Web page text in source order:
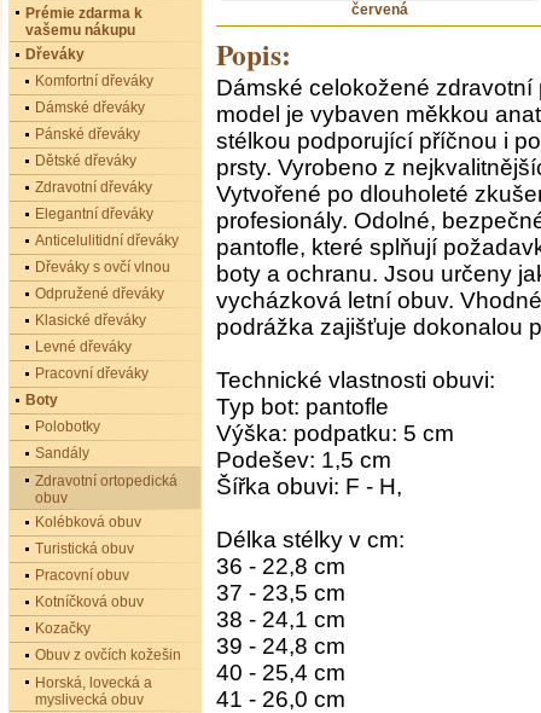
červená
Popis:
Dámské celokožené zdravotní
model je vybaven měkkou
stélkou podporující příčnou i
prsty. Vyrobeno z
Vytvořené po dlouholeté
profesionály. Odolné,
pantofle, které splňují
boty a ochranu. Jsou určeny
vycházková letní obuv.
podrážka zajišťuje dokonalou
Technické vlastnosti obuvi:
Typ bot: pantofle
Výška: podpatku: 5 cm
Podešev: 1,5 cm
Šířka obuvi: F - H,
Délka stélky v cm:
36 - 22,8 cm
37 - 23,5 cm
38 - 24,1 cm
39 - 24,8 cm
40 - 25,4 cm
41 - 26,0 cm
Prémie zdarma k
vašemu nákupu
Dřeváky
Komfortní dřeváky
Dámské dřeváky
Pánské dřeváky
Dětské dřeváky
Zdravotní dřeváky
Elegantní dřeváky
Anticelulitidní dřeváky
Dřeváky s ovčí vlnou
Odpružené dřeváky
Klasické dřeváky
Levné dřeváky
Pracovní dřeváky
Boty
Polobotky
Sandály
Zdravotní ortopedická
obuv
Kolébková obuv
Turistická obuv
Pracovní obuv
Kotníčková obuv
Kozačky
Obuv z ovčích kožešin
Horská, lovecká a
myslivecká obuv